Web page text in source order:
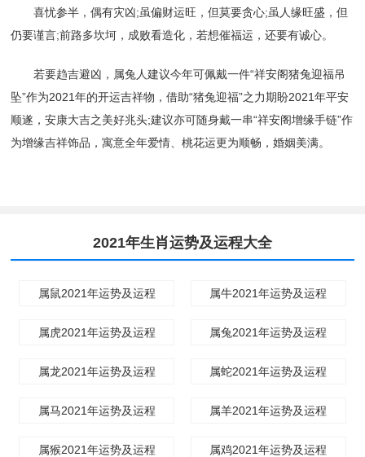
喜忧参半，偶有灾凶;虽偏财运旺，但莫要贪心;虽人缘旺盛，但
仍要谨言;前路多坎坷，成败看造化，若想催福运，还要有诚心。
若要趋吉避凶，属兔人建议今年可佩戴一件“祥安阁猪兔迎福吊
坠”作为2021年的开运吉祥物，借助“猪兔迎福”之力期盼2021年平安
顺遂，安康大吉之美好兆头;建议亦可随身戴一串“祥安阁增缘手链”作
为增缘吉祥饰品，寓意全年爱情、桃花运更为顺畅，婚姻美满。
2021年生肖运势及运程大全
属鼠2021年运势及运程 属牛2021年运势及运程
属虎2021年运势及运程 属兔2021年运势及运程
属龙2021年运势及运程 属蛇2021年运势及运程
属马2021年运势及运程 属羊2021年运势及运程
属猴2021年运势及运程 属鸡2021年运势及运程